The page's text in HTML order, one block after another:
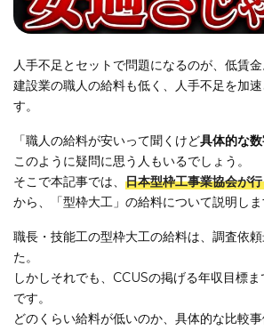
人手不足とセットで問題になるのが、低賃金
建設業の職人の給料も低く、人手不足を加
す。
「職人の給料が安いって聞くけど具体的な
このように疑問に思う人もいるでしょう。
そこで本記事では、 日本型枠工事業協会が
から、「型枠大工」の給料について説明しま
職長・技能工の型枠大工の給料は、調査依
た。
しかしそれでも、CCUSの掲げる年収目標
です。
どのくらい給料が低いのか、具体的な比較